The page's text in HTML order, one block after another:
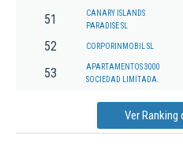
51
CANARY ISLANDS
PARADISE SL
52 CORPORINMOBIL SL
53
APARTAMENTOS 3000
SOCIEDAD LIMITADA.
Ver Ranking